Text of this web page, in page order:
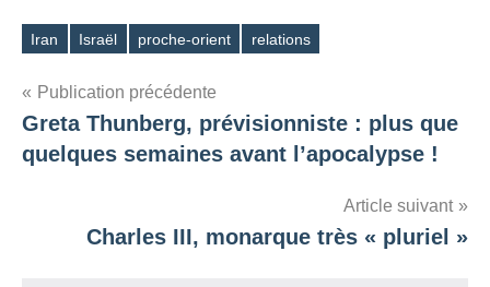
Étiquettes
Iran Israël proche-orient relations
Navigation
de
Publication précédente
Greta Thunberg, prévisionniste : plus que
quelques semaines avant l’apocalypse !
Article suivant
Charles III, monarque très « pluriel »